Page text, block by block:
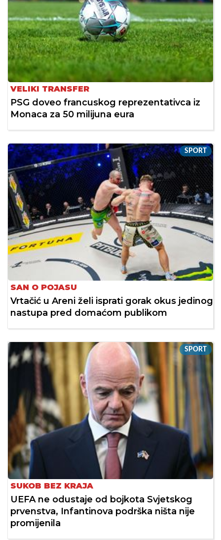
VELIKI TRANSFER
PSG doveo francuskog reprezentativca iz
Monaca za 50 milijuna eura
SPORT
SAN O POJASU
Vrtačić u Areni želi isprati gorak okus jedinog
nastupa pred domaćom publikom
SPORT
SUKOB BEZ KRAJA
UEFA ne odustaje od bojkota Svjetskog
prvenstva, Infantinova podrška ništa nije
promijenila